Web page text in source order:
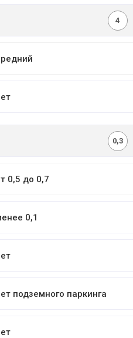
4
0,3
0,5 до 0,7
0,1
подземного паркинга